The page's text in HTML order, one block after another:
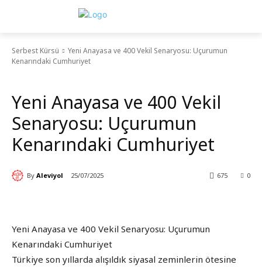
Serbest Kürsü
Yeni Anayasa ve 400 Vekil Senaryosu: Uçurumun
Kenarındaki Cumhuriyet
Yeni Anayasa ve 400 Vekil
Senaryosu: Uçurumun
Kenarındaki Cumhuriyet
By Aleviyol 25/07/2025 0
675
Yeni Anayasa ve 400 Vekil Senaryosu: Uçurumun
Kenarındaki Cumhuriyet
Türkiye son yıllarda alışıldık siyasal zeminlerin ötesine